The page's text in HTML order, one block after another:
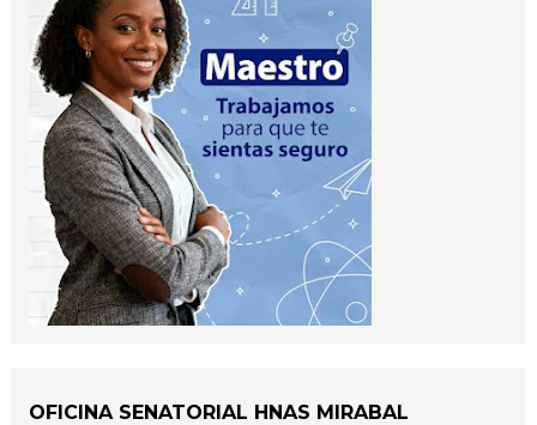
OFICINA SENATORIAL HNAS MIRABAL